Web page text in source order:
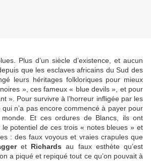
Plus d’un siècle d’existence, et aucun
que les esclaves africains du Sud des
leurs héritages folkloriques pour mieux
», ces fameux « blue devils », et pour
». Pour survivre à l’horreur infligée par les
n’a pas encore commencé à payer pour
Et ces ordures de Blancs, ils ont
le potentiel de ces trois « notes bleues » et
: des faux voyous et vraies crapules que
et Richards au faux esthète qu’est
on a piqué et repiqué tout ce qu’on pouvait à